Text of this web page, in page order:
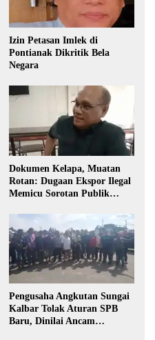
Izin Petasan Imlek di
Pontianak Dikritik Bela
Negara
Dokumen Kelapa, Muatan
Rotan: Dugaan Ekspor Ilegal
Memicu Sorotan Publik
Pengusaha Angkutan Sungai
Kalbar Tolak Aturan SPB
Baru, Dinilai Ancam